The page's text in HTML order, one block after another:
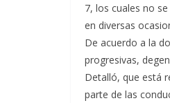
7, los cuales no
en diversas
De acuerdo a la
progresivas,
Detalló, que está
parte de las